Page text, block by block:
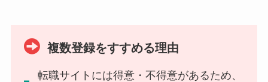
複数登録をすすめる理由
転職サイトには得意・不得意があるため、